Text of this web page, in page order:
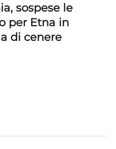
sospese le
per Etna in
di cenere